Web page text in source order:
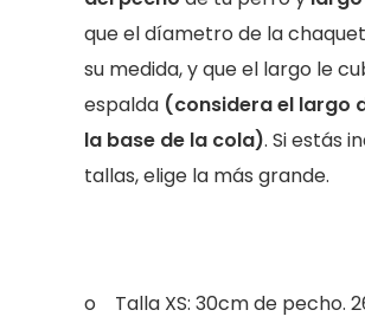
que el díametro de la
su medida, y que el largo le
espalda (considera el largo
la base de la cola). Si estás
tallas, elige la más grande.
o Talla XS: 30cm de pecho.